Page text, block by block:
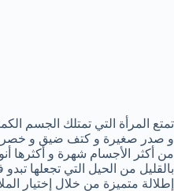
تمتع المرأة التي تمتلك الجسم
و صدر صغيرة و كتف ضيق و خصر
من أكثر الأجسام شهرة و أكثرها
بالقليل من الحيل التي تجعلها تبدو
إطلالة متميزة من خلال إختيار